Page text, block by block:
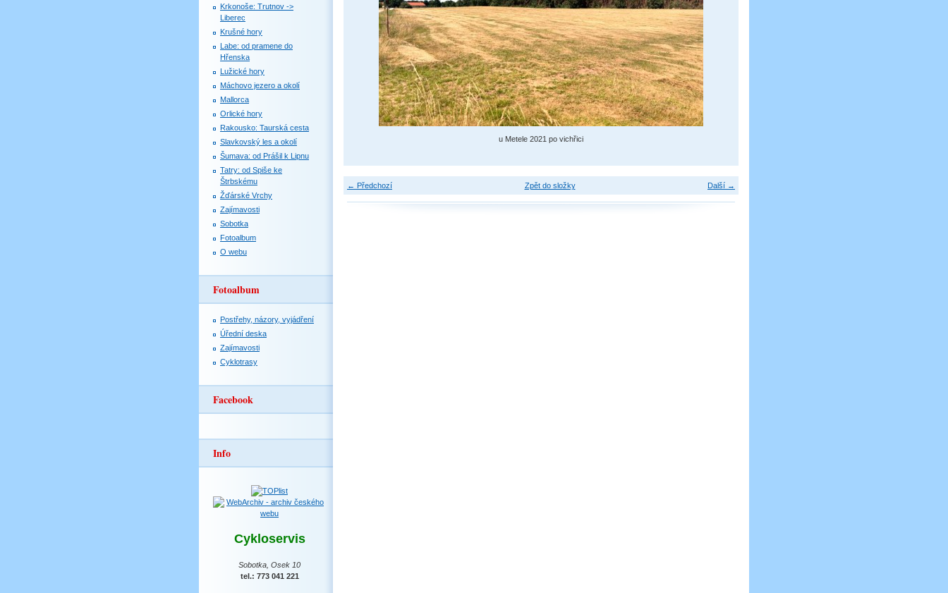
u Metele 2021 po vichřici
← Předchozí Další →
Zpět do složky
Krkonoše: Trutnov ->
Liberec
Krušné hory
Labe: od pramene do
Hřenska
Lužické hory
Máchovo jezero a okolí
Mallorca
Orlické hory
Rakousko: Taurská cesta
Slavkovský les a okolí
Šumava: od Prášil k Lipnu
Tatry: od Spiše ke
Štrbskému
Žďárské Vrchy
Zajímavosti
Sobotka
Fotoalbum
O webu
Fotoalbum
Postřehy, názory, vyjádření
Úřední deska
Zajímavosti
Cyklotrasy
Facebook
Info
Cykloservis
Sobotka, Osek 10
tel.: 773 041 221